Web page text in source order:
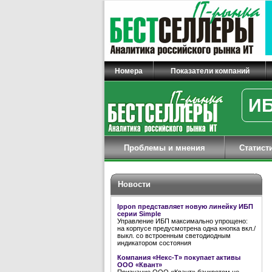
Номера Показатели компаний
Проблемы и мнения
Новости
Ippon представляет новую линейку ИБП
серии Simple
Управление ИБП максимально упрощено:
на корпусе предусмотрена одна кнопка вкл./
выкл. со встроенным светодиодным
индикатором состояния
Компания «Некс-Т» покупает активы
ООО «Квант»